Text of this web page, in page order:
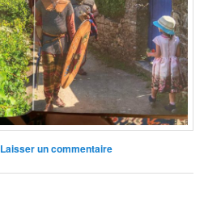
Laisser un commentaire